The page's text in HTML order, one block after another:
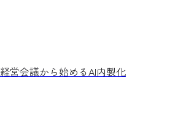
経営会議から始めるAI内製化